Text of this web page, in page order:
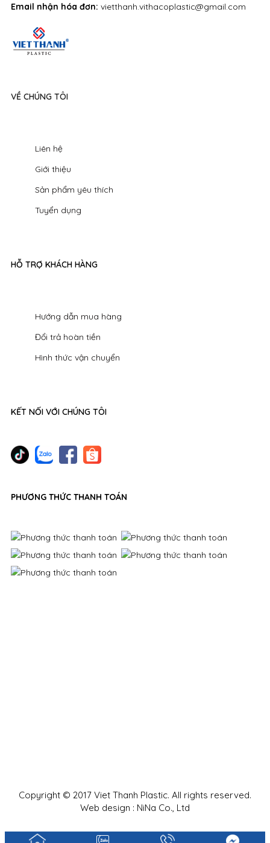
VỀ CHÚNG TÔI
Liên hệ
Giới thiệu
Sản phẩm yêu thích
Tuyển dụng
HỖ TRỢ KHÁCH HÀNG
Hướng dẫn mua hàng
Đổi trả hoàn tiền
Hình thức vận chuyển
KẾT NỐI VỚI CHÚNG TÔI
PHƯƠNG THỨC THANH TOÁN
Copyright © 2017 Viet Thanh Plastic. All rights reserved.
Web design : NiNa Co., Ltd
Email nhận hóa đơn: vietthanh.vithacoplastic@gmail.com